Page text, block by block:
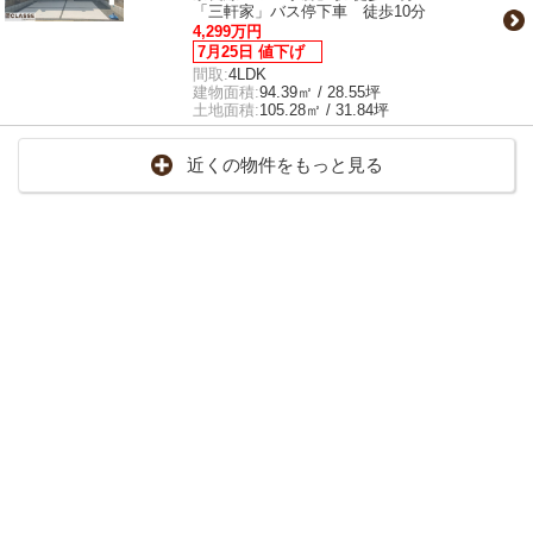
「三軒家」バス停下車 徒歩10分
4,299万円
7月25日 値下げ
間取:4LDK
建物面積:94.39㎡ / 28.55坪
土地面積:105.28㎡ / 31.84坪
近くの物件をもっと見る